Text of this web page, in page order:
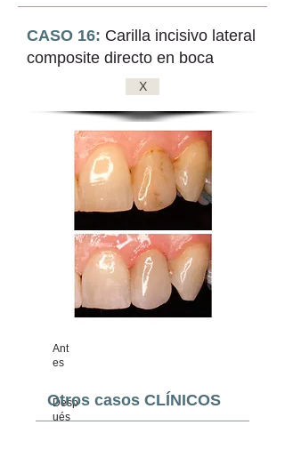
CASO 16: Carilla incisivo lateral
composite directo en boca
X
Ant
es
Desp
ués
Otros casos CLÍNICOS